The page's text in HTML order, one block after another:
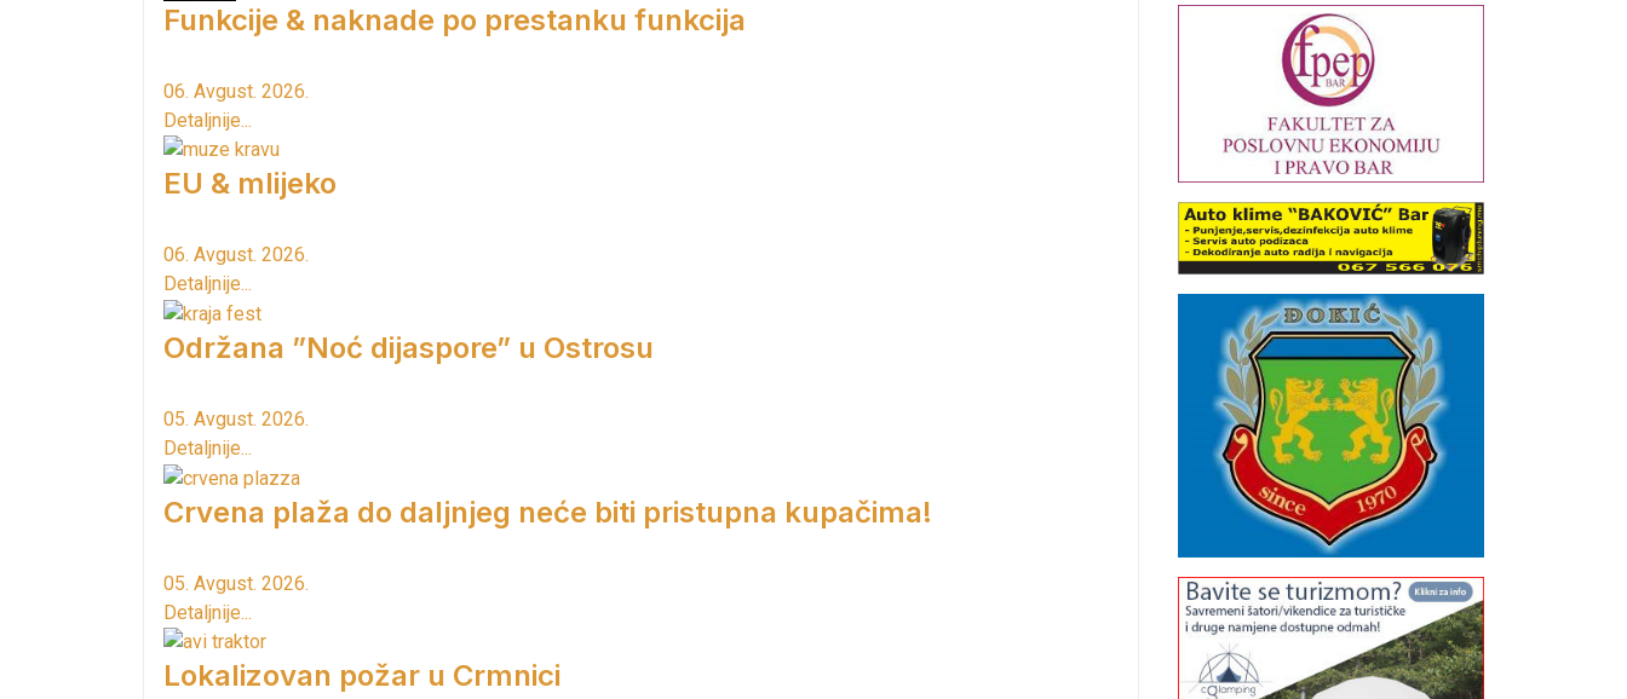
Funkcije & naknade po prestanku funkcija
06. Avgust. 2026.
Detaljnije...
EU & mlijeko
06. Avgust. 2026.
Detaljnije...
Održana ”Noć dijaspore” u Ostrosu
05. Avgust. 2026.
Detaljnije...
Crvena plaža do daljnjeg neće biti pristupna kupačima!
05. Avgust. 2026.
Detaljnije...
Lokalizovan požar u Crmnici